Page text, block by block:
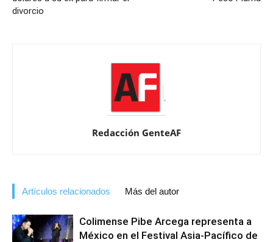
divorcio
Redacción GenteAF
Artículos relacionados Más del autor
Colimense Pibe Arcega representa a
México en el Festival Asia-Pacífico de